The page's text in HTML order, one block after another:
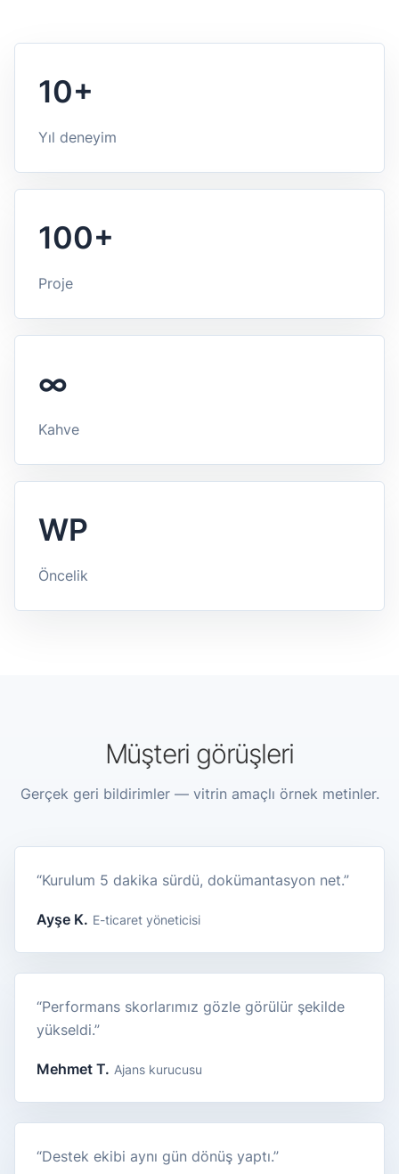
10+
Yıl deneyim
100+
Proje
∞
Kahve
WP
Öncelik
Müşteri görüşleri
Gerçek geri bildirimler — vitrin amaçlı örnek metinler.
“Kurulum 5 dakika sürdü, dokümantasyon net.”
Ayşe K. E-ticaret yöneticisi
“Performans skorlarımız gözle görülür şekilde
yükseldi.”
Mehmet T. Ajans kurucusu
“Destek ekibi aynı gün dönüş yaptı.”